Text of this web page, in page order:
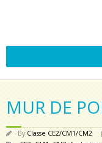
MUR DE
By Classe CE2/CM1/CM2